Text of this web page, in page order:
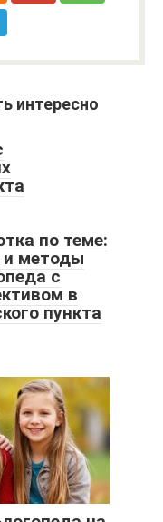
интересно
по теме:
методы
с
в
пункта